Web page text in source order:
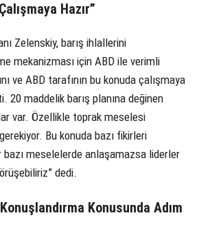
Hazır”
Zelenskiy, barış ihlallerini
mekanizması için ABD ile verimli
ve ABD tarafının bu konuda çalışmaya
20 maddelik barış planına değinen
var. Özellikle toprak meselesi
Bu konuda bazı fikirleri
bazı meselelerde anlaşamazsa liderler
dedi.
Konusunda Adım